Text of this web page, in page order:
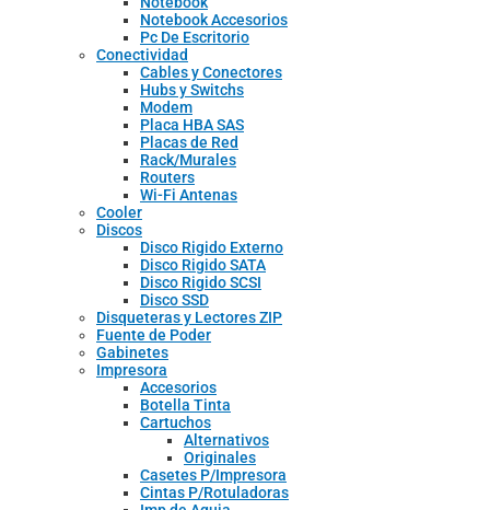
Notebook Accesorios
Pc De Escritorio
Conectividad
Cables y Conectores
Hubs y Switchs
Modem
Placa HBA SAS
Placas de Red
Rack/Murales
Routers
Wi-Fi Antenas
Cooler
Discos
Disco Rigido Externo
Disco Rigido SATA
Disco Rigido SCSI
Disco SSD
Disqueteras y Lectores ZIP
Fuente de Poder
Gabinetes
Impresora
Accesorios
Botella Tinta
Cartuchos
Alternativos
Originales
Casetes P/Impresora
Cintas P/Rotuladoras